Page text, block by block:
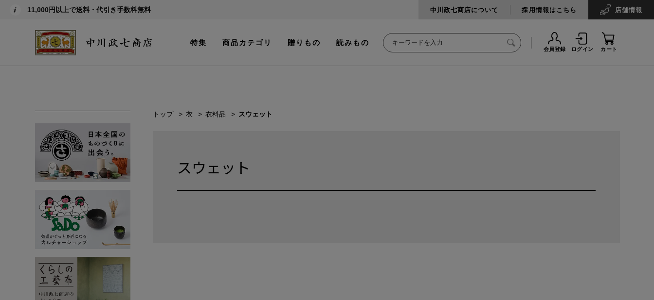
11,000円以上で送料・代引き手数料無料 中川政七商店について 採用情報はこちら 店舗情報
特集 商品カテゴリ 贈りもの 読みもの
会員登録 ログイン カート
トップ 衣 衣料品 スウェット
スウェット